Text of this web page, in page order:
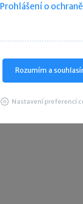
Prohlášení o
Rozumím a
Nastavení preferencí